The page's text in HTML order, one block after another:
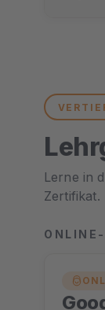
Lerne in
Zertifikat.